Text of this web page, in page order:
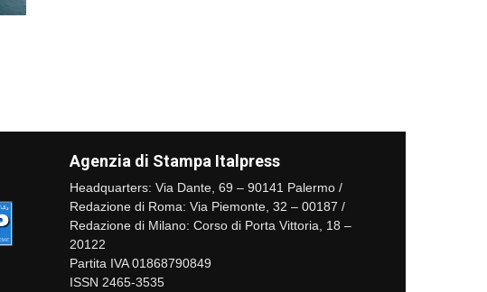
Agenzia di Stampa Italpress
Headquarters: Via Dante, 69 – 90141 Palermo /
Redazione di Roma: Via Piemonte, 32 – 00187 /
Redazione di Milano: Corso di Porta Vittoria, 18 –
20122
Partita IVA 01868790849
ISSN 2465-3535